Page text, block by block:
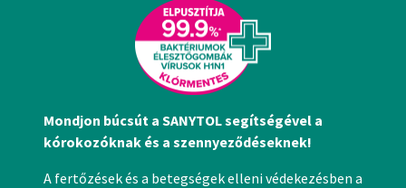
Mondjon búcsút a SANYTOL segítségével a
kórokozóknak és a szennyeződéseknek!
A fertőzések és a betegségek elleni védekezésben a